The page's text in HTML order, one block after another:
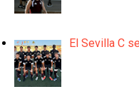
El Sevilla C